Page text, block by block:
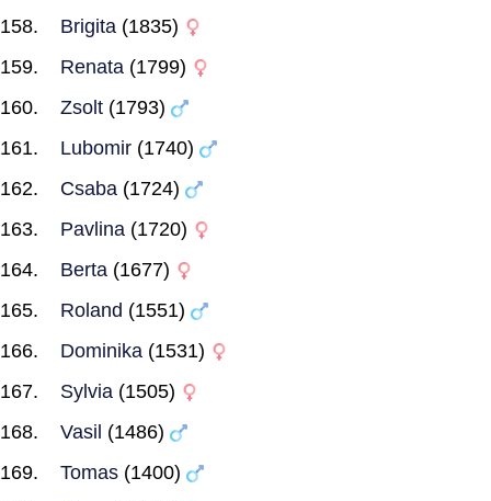
Brigita (1835)
Renata (1799)
Zsolt (1793)
Lubomir (1740)
Csaba (1724)
Pavlina (1720)
Berta (1677)
Roland (1551)
Dominika (1531)
Sylvia (1505)
Vasil (1486)
Tomas (1400)